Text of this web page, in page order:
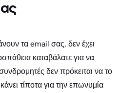
τα email σας, δεν έχει
καταβάλατε για να
δεν πρόκειται να το
τίποτα για την επωνυμία